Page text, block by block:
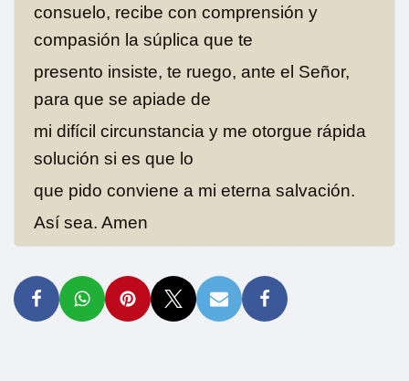
consuelo, recibe con comprensión y
compasión la súplica que te
presento insiste, te ruego, ante el Señor,
para que se apiade de
mi difícil circunstancia y me otorgue rápida
solución si es que lo
que pido conviene a mi eterna salvación.
Así sea. Amen